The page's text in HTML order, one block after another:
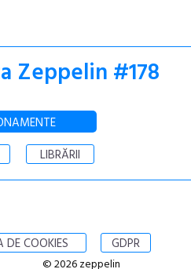
Zeppelin #178
LIBRĂRII
DE COOKIES GDPR
© 2026 zeppelin